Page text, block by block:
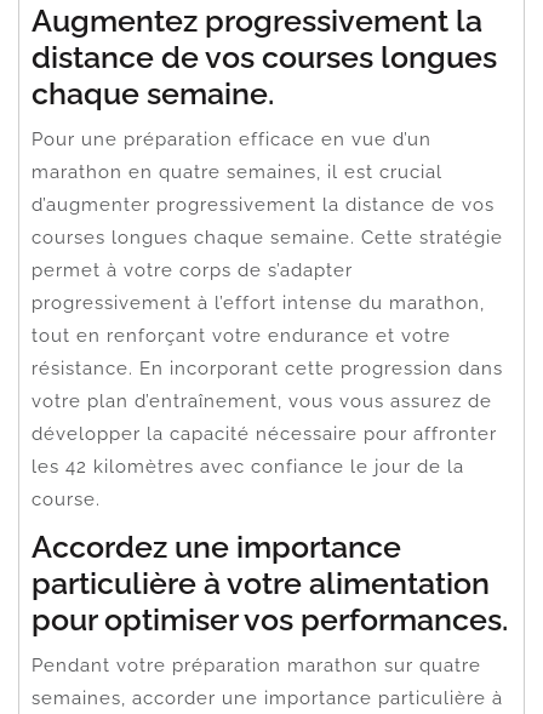
Augmentez progressivement la
distance de vos courses longues
chaque semaine.
Pour une préparation efficace en vue d’un
marathon en quatre semaines, il est crucial
d’augmenter progressivement la distance de vos
courses longues chaque semaine. Cette stratégie
permet à votre corps de s’adapter
progressivement à l’effort intense du marathon,
tout en renforçant votre endurance et votre
résistance. En incorporant cette progression dans
votre plan d’entraînement, vous vous assurez de
développer la capacité nécessaire pour affronter
les 42 kilomètres avec confiance le jour de la
course.
Accordez une importance
particulière à votre alimentation
pour optimiser vos performances.
Pendant votre préparation marathon sur quatre
semaines, accorder une importance particulière à